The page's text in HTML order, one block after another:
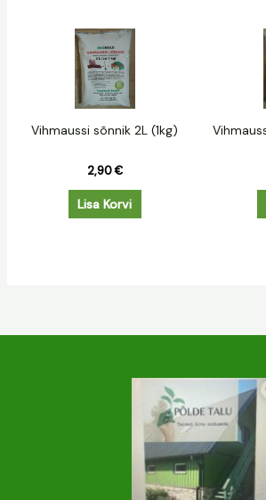
Vihmaussi sõnnik 2L (1kg)
2,90€
Lisa Korvi